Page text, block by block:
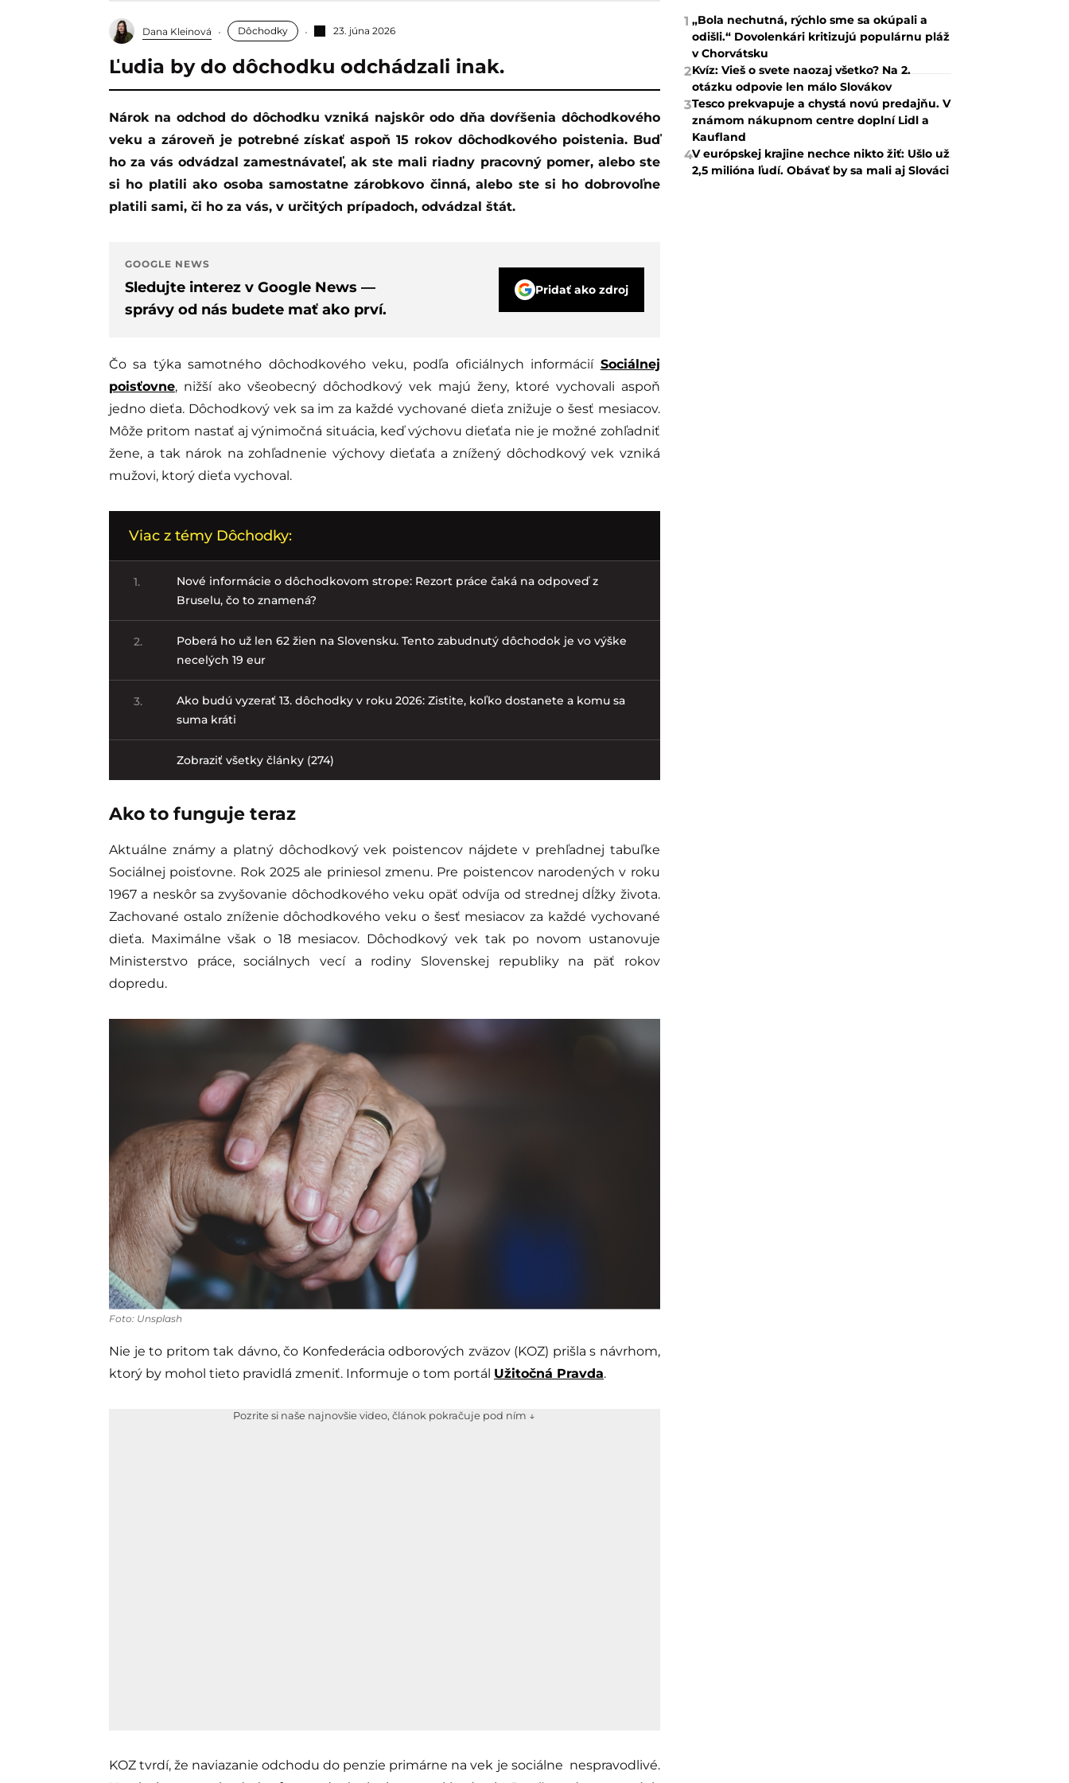
Dana Kleinová Dôchodky 23. júna 2026
Ľudia by do dôchodku odchádzali inak.
Nárok na odchod do dôchodku vzniká najskôr odo dňa dovŕšenia dôchodkového
veku a zároveň je potrebné získať aspoň 15 rokov dôchodkového poistenia. Buď
ho za vás odvádzal zamestnávateľ, ak ste mali riadny pracovný pomer, alebo ste
si ho platili ako osoba samostatne zárobkovo činná, alebo ste si ho dobrovoľne
platili sami, či ho za vás, v určitých prípadoch, odvádzal štát.
GOOGLE NEWS
Sledujte interez v Google News —
správy od nás budete mať ako prví.
Pridať ako zdroj
Čo sa týka samotného dôchodkového veku, podľa oficiálnych informácií Sociálnej
poisťovne, nižší ako všeobecný dôchodkový vek majú ženy, ktoré vychovali aspoň
jedno dieťa. Dôchodkový vek sa im za každé vychované dieťa znižuje o šesť mesiacov.
Môže pritom nastať aj výnimočná situácia, keď výchovu dieťaťa nie je možné zohľadniť
žene, a tak nárok na zohľadnenie výchovy dieťaťa a znížený dôchodkový vek vzniká
mužovi, ktorý dieťa vychoval.
Viac z témy Dôchodky:
1.
Nové informácie o dôchodkovom strope: Rezort práce čaká na odpoveď z
Bruselu, čo to znamená?
2.
Poberá ho už len 62 žien na Slovensku. Tento zabudnutý dôchodok je vo výške
necelých 19 eur
3.
Ako budú vyzerať 13. dôchodky v roku 2026: Zistite, koľko dostanete a komu sa
suma kráti
Zobraziť všetky články (274)
Ako to funguje teraz
Aktuálne známy a platný dôchodkový vek poistencov nájdete v prehľadnej tabuľke
Sociálnej poisťovne. Rok 2025 ale priniesol zmenu. Pre poistencov narodených v roku
1967 a neskôr sa zvyšovanie dôchodkového veku opäť odvíja od strednej dĺžky života.
Zachované ostalo zníženie dôchodkového veku o šesť mesiacov za každé vychované
dieťa. Maximálne však o 18 mesiacov. Dôchodkový vek tak po novom ustanovuje
Ministerstvo práce, sociálnych vecí a rodiny Slovenskej republiky na päť rokov
dopredu.
Foto: Unsplash
Nie je to pritom tak dávno, čo Konfederácia odborových zväzov (KOZ) prišla s návrhom,
ktorý by mohol tieto pravidlá zmeniť. Informuje o tom portál Užitočná Pravda.
Pozrite si naše najnovšie video, článok pokračuje pod ním ↓
KOZ tvrdí, že naviazanie odchodu do penzie primárne na vek je sociálne nespravodlivé.
1 „Bola nechutná, rýchlo sme sa okúpali a
odišli.“ Dovolenkári kritizujú populárnu pláž
v Chorvátsku
2Kvíz: Vieš o svete naozaj všetko? Na 2.
otázku odpovie len málo Slovákov
3Tesco prekvapuje a chystá novú predajňu. V
známom nákupnom centre doplní Lidl a
Kaufland
4V európskej krajine nechce nikto žiť: Ušlo už
2,5 milióna ľudí. Obávať by sa mali aj Slováci